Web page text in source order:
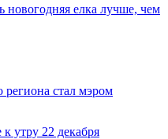
новогодняя елка лучше, чем
региона стал мэром
утру 22 декабря